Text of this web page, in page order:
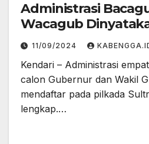
Administrasi
Wacagub
11/09/2024
Kendari – Administrasi
calon Gubernur dan Wakil
mendaftar pada pilkada
lengkap.…